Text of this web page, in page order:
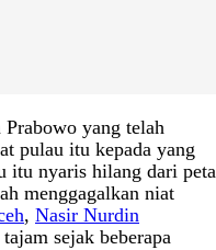
Prabowo yang telah
pulau itu kepada yang
itu nyaris hilang dari peta
menggagalkan niat
, Nasir Nurdin
sejak beberapa